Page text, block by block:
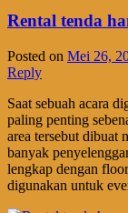
Rental tenda
Posted on Mei 26,
Reply
Saat sebuah acara
paling penting
area tersebut dibuat
banyak
lengkap dengan
digunakan untuk